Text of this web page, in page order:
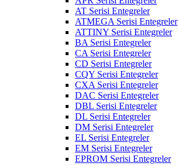
AT Serisi Entegreler
ATMEGA Serisi Entegreler
ATTINY Serisi Entegreler
BA Serisi Entegreler
CA Serisi Entegreler
CD Serisi Entegreler
CQY Serisi Entegreler
CXA Serisi Entegreler
DAC Serisi Entegreler
DBL Serisi Entegreler
DL Serisi Entegreler
DM Serisi Entegreler
EL Serisi Entegreler
EM Serisi Entegreler
EPROM Serisi Entegreler